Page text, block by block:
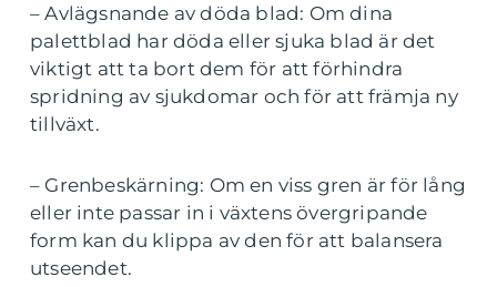
– Avlägsnande av döda blad: Om dina
palettblad har döda eller sjuka blad är det
viktigt att ta bort dem för att förhindra
spridning av sjukdomar och för att främja ny
tillväxt.
– Grenbeskärning: Om en viss gren är för lång
eller inte passar in i växtens övergripande
form kan du klippa av den för att balansera
utseendet.